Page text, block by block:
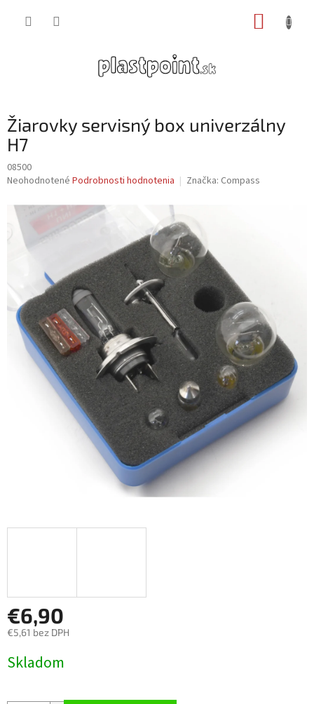
Žiarovky servisný box univerzálny
H7
08500
Priemerné
produktu
hviezdičiek.
Neohodnotené Podrobnosti hodnotenia Značka: Compass
€6,90
€5,61 bez DPH
cena:
Skladom